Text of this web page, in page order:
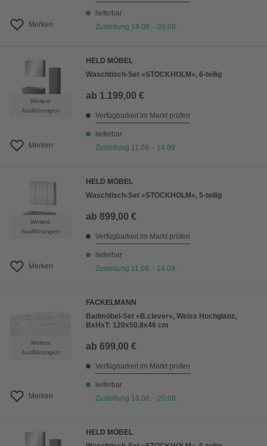
Merken
lieferbar
Zustellung 18.08. - 20.08.
Weitere
Ausführungen
Merken
HELD MÖBEL
Waschtisch-Set »STOCKHOLM«, 6-teilig
ab 1.199,00 €
Verfügbarkeit im Markt prüfen
lieferbar
Zustellung 11.09. - 14.09.
Weitere
Ausführungen
Merken
HELD MÖBEL
Waschtisch-Set »STOCKHOLM«, 5-teilig
ab 899,00 €
Verfügbarkeit im Markt prüfen
lieferbar
Zustellung 11.09. - 14.09.
Weitere
Ausführungen
Merken
FACKELMANN
Badmöbel-Set »B.clever«, Weiss Hochglanz,
BxHxT: 120x50,8x46 cm
ab 699,00 €
Verfügbarkeit im Markt prüfen
lieferbar
Zustellung 18.08. - 20.08.
HELD MÖBEL